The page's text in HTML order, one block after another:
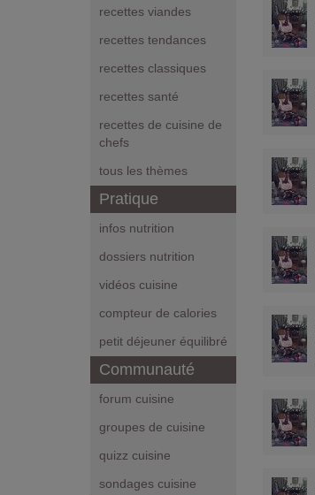
recettes viandes
recettes tendances
recettes classiques
recettes santé
recettes de cuisine de
chefs
tous les thèmes
Pratique
infos nutrition
dossiers nutrition
vidéos cuisine
compteur de calories
petit déjeuner équilibré
Communauté
forum cuisine
groupes de cuisine
quizz cuisine
sondages cuisine